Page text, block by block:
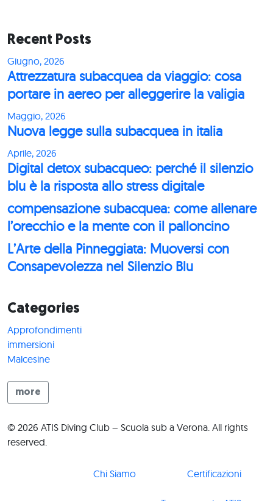
Recent Posts
Giugno, 2026
Attrezzatura subacquea da viaggio: cosa
portare in aereo per alleggerire la valigia
Maggio, 2026
Nuova legge sulla subacquea in italia
Aprile, 2026
Digital detox subacqueo: perché il silenzio
blu è la risposta allo stress digitale
compensazione subacquea: come allenare
l’orecchio e la mente con il palloncino
L’Arte della Pinneggiata: Muoversi con
Consapevolezza nel Silenzio Blu
Categories
Approfondimenti
immersioni
Malcesine
more
© 2026 ATIS Diving Club – Scuola sub a Verona. All rights
reserved.
Chi Siamo Certificazioni